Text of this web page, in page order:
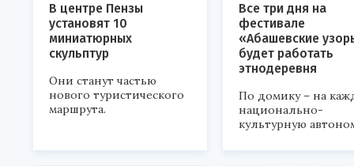
В центре Пензы
установят 10
миниатюрных
скульптур
Они станут частью
нового туристического
маршрута.
Все три дня на
фестивале
«Абашевские
будет работать
этнодеревня
По домику – на
национально-
культурную